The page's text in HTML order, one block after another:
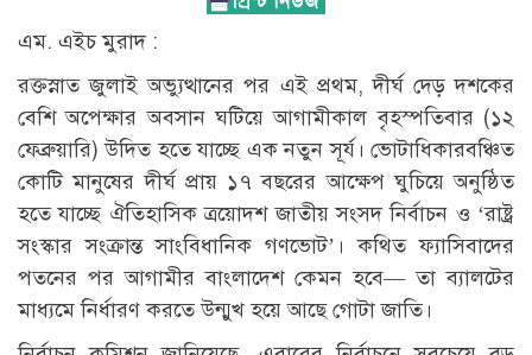
এম. এইচ মুরাদ :
রক্তস্নাত জুলাই অভ্যুত্থানের পর এই প্রথম, দীর্ঘ দেড় দশকের
বেশি অপেক্ষার অবসান ঘটিয়ে আগামীকাল বৃহস্পতিবার (১২
ফেব্রুয়ারি) উদিত হতে যাচ্ছে এক নতুন সূর্য। ভোটাধিকারবঞ্চিত
কোটি মানুষের দীর্ঘ প্রায় ১৭ বছরের আক্ষেপ ঘুচিয়ে অনুষ্ঠিত
হতে যাচ্ছে ঐতিহাসিক ত্রয়োদশ জাতীয় সংসদ নির্বাচন ও ‘রাষ্ট্র
সংস্কার সংক্রান্ত সাংবিধানিক গণভোট’। কথিত ফ্যাসিবাদের
পতনের পর আগামীর বাংলাদেশ কেমন হবে— তা ব্যালটের
মাধ্যমে নির্ধারণ করতে উন্মুখ হয়ে আছে গোটা জাতি।